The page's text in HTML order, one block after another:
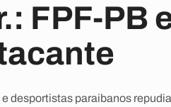
FPF-PB
desportistas paraibanos